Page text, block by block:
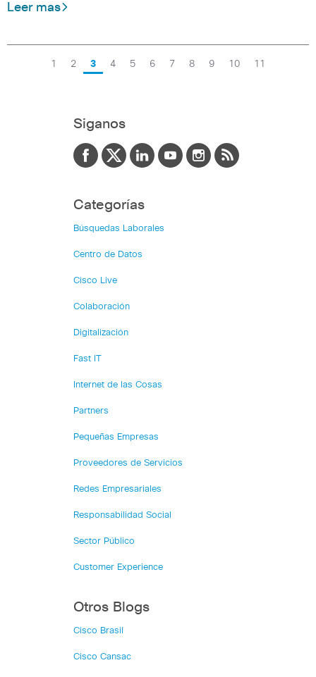
Leer mas
1 2 3 4 5 6 7 8 9 10 11
Siganos
Categorías
Búsquedas Laborales
Centro de Datos
Cisco Live
Colaboración
Digitalización
Fast IT
Internet de las Cosas
Partners
Pequeñas Empresas
Proveedores de Servicios
Redes Empresariales
Responsabilidad Social
Sector Público
Customer Experience
Otros Blogs
Cisco Brasil
Cisco Cansac